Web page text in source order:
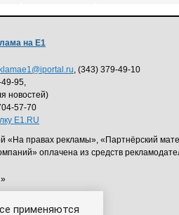
применяются
на Е1
, (343) 379-49-10
95,
новостей)
57-70
E1.RU
«На правах рекламы», «Партнёрский
оплачена из средств